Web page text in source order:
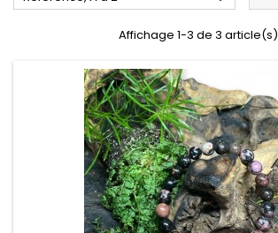
Affichage 1-3 de 3 article(s)